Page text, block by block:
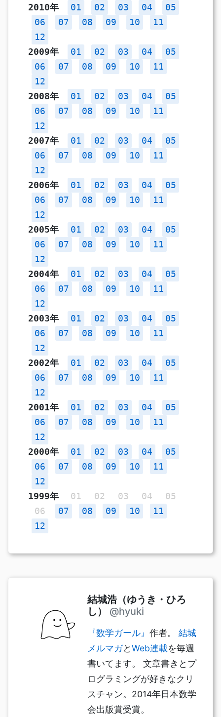
2010年
01 02 03 04
05
06
07 08 09 10
11
12
2009年
01 02 03 04
05
06
07 08 09 10
11
12
2008年
01 02 03 04
05
06
07 08 09 10
11
12
2007年
01 02 03 04
05
06
07 08 09 10
11
12
2006年
01 02 03 04
05
06
07 08 09 10
11
12
2005年
01 02 03 04
05
06
07 08 09 10
11
12
2004年
01 02 03 04
05
06
07 08 09 10
11
12
2003年
01 02 03 04
05
06
07 08 09 10
11
12
2002年
01 02 03 04
05
06
07 08 09 10
11
12
2001年
01 02 03 04
05
06
07 08 09 10
11
12
2000年
01 02 03 04
05
06
07 08 09 10
11
12
1999年
01 02 03 04
05
06
07 08 09 10
11
12
結城浩（ゆうき・ひろ
し）
@hyuki
『数学ガール』 作者。 結城
メルマガとWeb連載を毎週
書いてます。 文章書きとプ
ログラミングが好きなクリ
スチャン。2014年日本数学
会出版賞受賞。